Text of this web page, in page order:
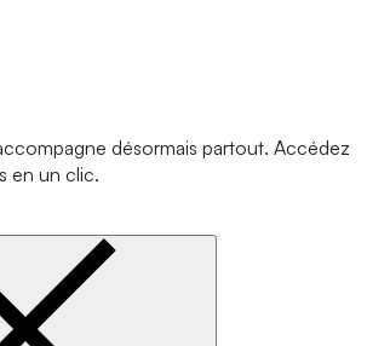
désormais partout. Accédez
en un clic.